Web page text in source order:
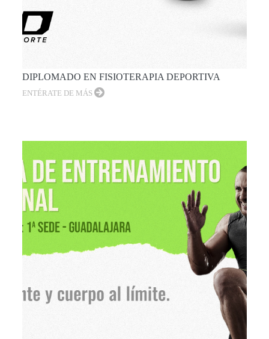
DIPLOMADO EN FISIOTERAPIA DEPORTIVA
ENTÉRATE DE MÁS